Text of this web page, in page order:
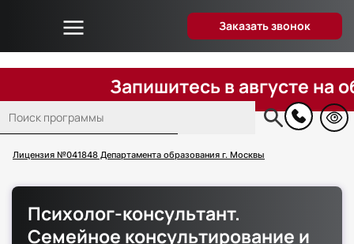
Лицензия №041848 Департамента образования г. Москвы
Заказать звонок
Основная
навигация
Об университете
Дистанционное образование
Преподаватели
Вопрос-ответ
Способы оплаты
Запишитесь в августе на
Психолог-консультант.
Семейное консультирование и